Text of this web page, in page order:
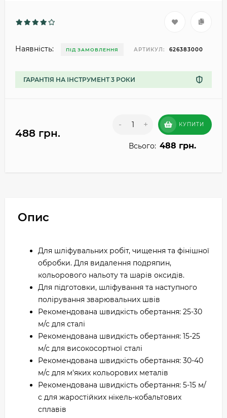
Наявність: ПІД ЗАМОВЛЕННЯ АРТИКУЛ: 626383000
ГАРАНТІЯ НА ІНСТРУМЕНТ 3 РОКИ
488 грн.
- + КУПИТИ
Всього: 488 грн.
Опис
Для шліфувальних робіт, чищення та фінішної
обробки. Для видалення подряпин,
кольорового нальоту та шарів оксидів.
Для підготовки, шліфування та наступного
полірування зварювальних швів
Рекомендована швидкість обертання: 25-30
м/с для сталі
Рекомендована швидкість обертання: 15-25
м/с для високосортної сталі
Рекомендована швидкість обертання: 30-40
м/с для м'яких кольорових металів
Рекомендована швидкість обертання: 5-15 м/
с для жаростійких нікель-кобальтових
сплавів